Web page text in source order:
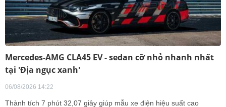
Mercedes-AMG CLA45 EV - sedan cỡ nhỏ nhanh nhất
tại 'Địa ngục xanh'
06/08/2026 14:22
Thành tích 7 phút 32,07 giây giúp mẫu xe điện hiệu suất cao